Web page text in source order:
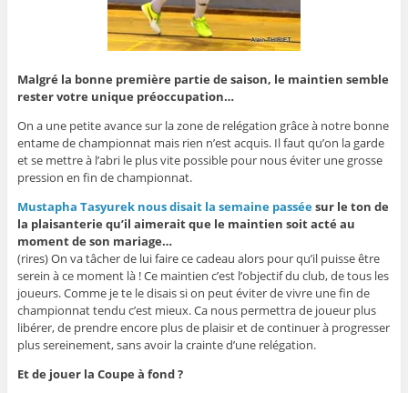
Malgré la bonne première partie de saison, le maintien semble
rester votre unique préoccupation…
On a une petite avance sur la zone de relégation grâce à notre bonne
entame de championnat mais rien n’est acquis. Il faut qu’on la garde
et se mettre à l’abri le plus vite possible pour nous éviter une grosse
pression en fin de championnat.
Mustapha Tasyurek nous disait la semaine passéesur le ton de
la plaisanterie qu’il aimerait que le maintien soit acté au
moment de son mariage…
(rires) On va tâcher de lui faire ce cadeau alors pour qu’il puisse être
serein à ce moment là ! Ce maintien c’est l’objectif du club, de tous les
joueurs. Comme je te le disais si on peut éviter de vivre une fin de
championnat tendu c’est mieux. Ca nous permettra de joueur plus
libérer, de prendre encore plus de plaisir et de continuer à progresser
plus sereinement, sans avoir la crainte d’une relégation.
Et de jouer la Coupe à fond ?